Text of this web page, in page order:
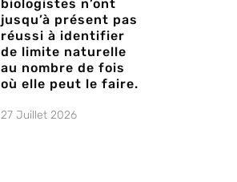
biologistes n’ont
jusqu’à présent pas
réussi à identifier
de limite naturelle
au nombre de fois
où elle peut le faire.
27 Juillet 2026